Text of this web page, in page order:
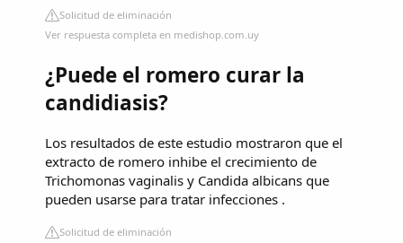
Solicitud de eliminación
Ver respuesta completa en medishop.com.uy
¿Puede el romero curar la
candidiasis?
Los resultados de este estudio mostraron que el
extracto de romero inhibe el crecimiento de
Trichomonas vaginalis y Candida albicans que
pueden usarse para tratar infecciones .
Solicitud de eliminación